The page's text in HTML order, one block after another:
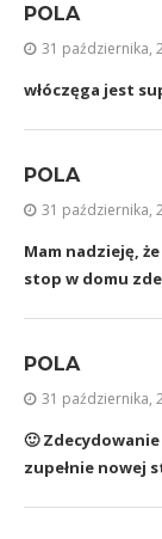
POLA
31 października,
włóczęga jest
POLA
31 października,
Mam nadzieję,
stop w domu
POLA
31 października,
🙂
zupełnie nowej